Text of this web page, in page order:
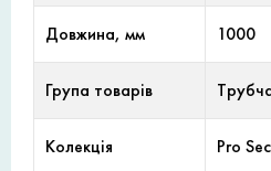
Довжина, мм 1000
Група товарів
Колекція Pro